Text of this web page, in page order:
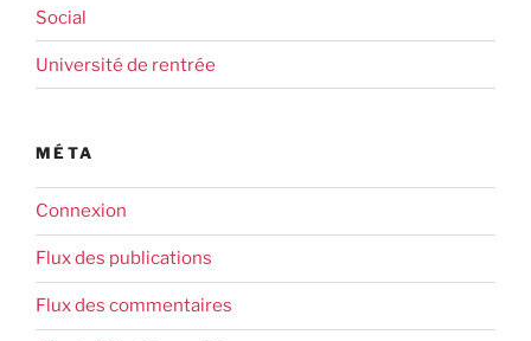
Social
Université de rentrée
MÉTA
Connexion
Flux des publications
Flux des commentaires